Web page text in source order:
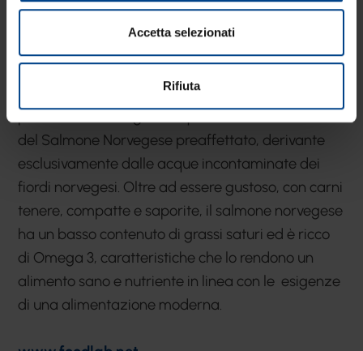
Accetta selezionati
Rifiuta
lavorati in numero adeguato alle richieste di
mercato. I risultati sono dolcezza e morbidezza,
del Salmone Norvegese preaffettato, derivante
esclusivamente dalle acque incontaminate dei
fiordi norvegesi. Oltre ad essere gustoso, con carni
tenere, compatte e saporite, il salmone norvegese
ha un basso contenuto di grassi saturi ed è ricco
di Omega 3, caratteristiche che lo rendono un
alimento sano e nutriente in linea con le esigenze
di una alimentazione moderna.